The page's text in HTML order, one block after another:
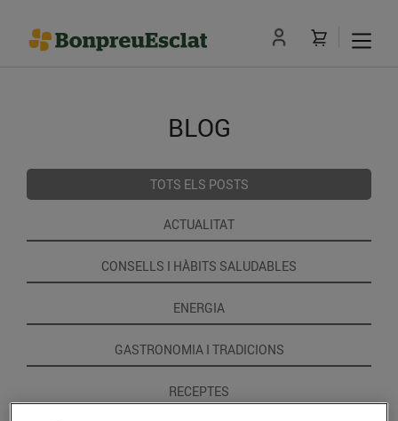
BLOG
TOTS ELS POSTS
ACTUALITAT
CONSELLS I HÀBITS SALUDABLES
ENERGIA
GASTRONOMIA I TRADICIONS
RECEPTES